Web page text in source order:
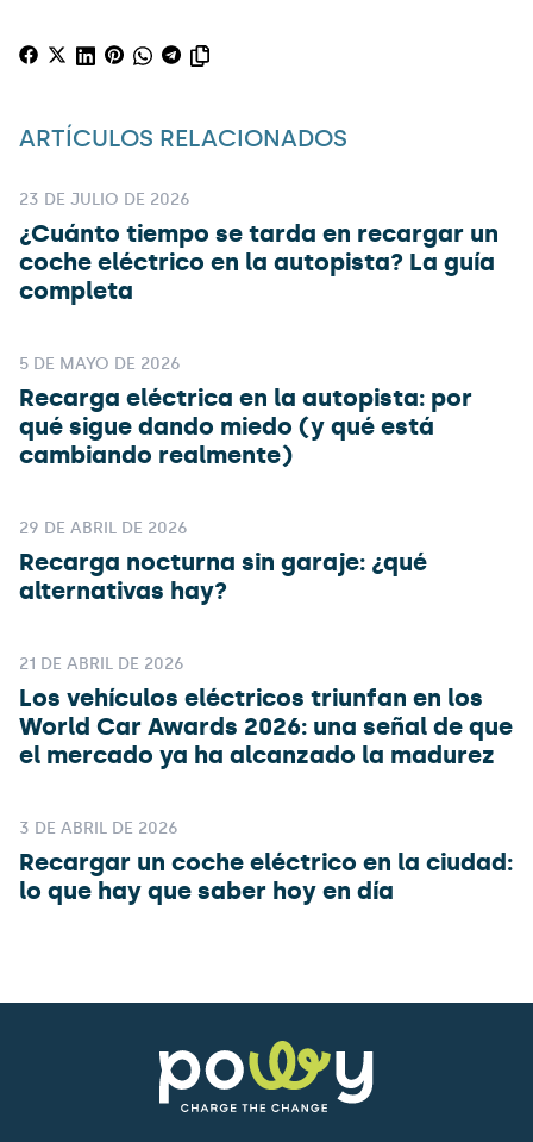
ARTÍCULOS RELACIONADOS
23 DE JULIO DE 2026
¿Cuánto tiempo se tarda en recargar un
coche eléctrico en la autopista? La guía
completa
5 DE MAYO DE 2026
Recarga eléctrica en la autopista: por
qué sigue dando miedo (y qué está
cambiando realmente)
29 DE ABRIL DE 2026
Recarga nocturna sin garaje: ¿qué
alternativas hay?
21 DE ABRIL DE 2026
Los vehículos eléctricos triunfan en los
World Car Awards 2026: una señal de que
el mercado ya ha alcanzado la madurez
3 DE ABRIL DE 2026
Recargar un coche eléctrico en la ciudad:
lo que hay que saber hoy en día